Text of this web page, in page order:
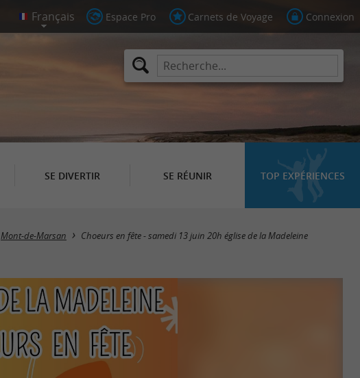
Espace Pro Carnets de Voyage Connexion
SE DIVERTIR SE RÉUNIR TOP EXPÉRIENCES
Mont-de-Marsan Choeurs en fête - samedi 13 juin 20h église de la Madeleine